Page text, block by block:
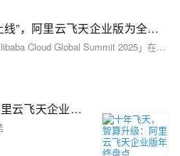
三大国际解决方案“一键上线”，阿里云飞天企业版为全球客户打造AI时代最开放的云
刚刚，2025阿里云国际峰会「Alibaba Cloud Global Summit 2025」在新加坡成功举办，在阿里云服务新加坡的十周年的程碑时刻，集中展示最新的AI及云产品与服务，助力全球企业拥抱新一轮科技浪潮。 飞天企业版（Apsara Stack）作为阿里云为政企客户构建的资源和云管完全独立的企业级云平台，在本次大会亮相，并首次展示了面向海外市场的三大解决方案：主权云、AI云与云迁移方案。 此次发布标志着阿里云在亚太地区深化技术赋能、推动数字主权建设与人工智能创新的重要战略布局，吸引了全球政企代表、技术专家与行业领袖的关注。
十年飞天，智算升级：阿里云飞天企业版年终盘点